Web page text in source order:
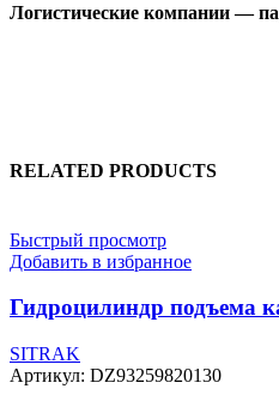
Логистические компании —
RELATED PRODUCTS
Быстрый просмотр
Добавить в избранное
Гидроцилиндр подъема
SITRAK
Артикул: DZ93259820130